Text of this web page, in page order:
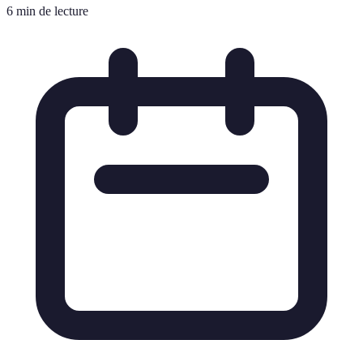
6 min de lecture